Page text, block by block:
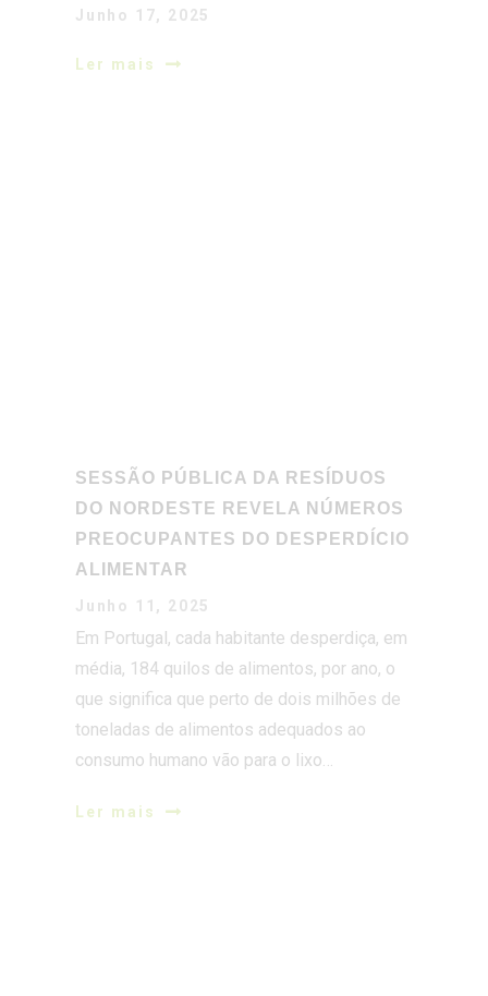
ALIMENTAR
Junho 11, 2025
Em Portugal, cada habitante desperdiça, em
média, 184 quilos de alimentos, por ano, o
que significa que perto de dois milhões de
toneladas de alimentos adequados ao
consumo humano vão para o lixo…
Ler mais